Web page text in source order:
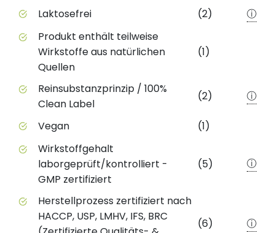
Laktosefrei (2)
ⓘ
Produkt enthält teilweise
Wirkstoffe aus natürlichen
Quellen
(1)
Reinsubstanzprinzip / 100%
Clean Label
(2) ⓘ
Vegan
(1)
Wirkstoffgehalt
laborgeprüft/kontrolliert -
GMP zertifiziert
(5) ⓘ
Herstellprozess zertifiziert nach
HACCP, USP, LMHV, IFS, BRC
(6) ⓘ